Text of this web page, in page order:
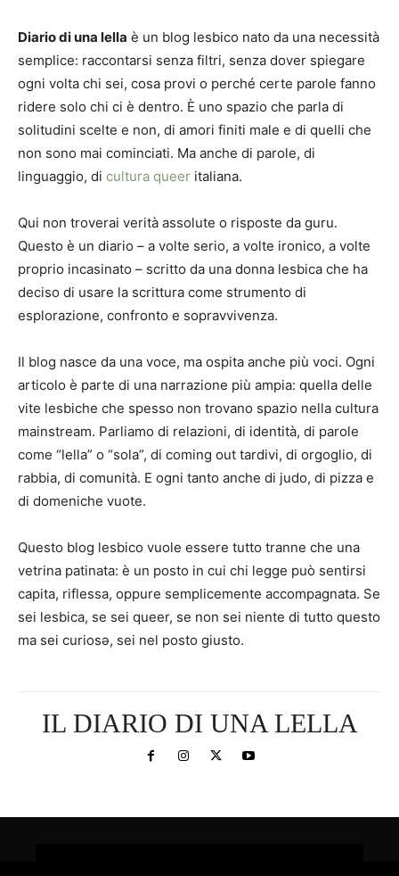
Diario di una lella è un blog lesbico nato da una necessità
semplice: raccontarsi senza filtri, senza dover spiegare
ogni volta chi sei, cosa provi o perché certe parole fanno
ridere solo chi ci è dentro. È uno spazio che parla di
solitudini scelte e non, di amori finiti male e di quelli che
non sono mai cominciati. Ma anche di parole, di
linguaggio, di cultura queer italiana.
Qui non troverai verità assolute o risposte da guru.
Questo è un diario – a volte serio, a volte ironico, a volte
proprio incasinato – scritto da una donna lesbica che ha
deciso di usare la scrittura come strumento di
esplorazione, confronto e sopravvivenza.
Il blog nasce da una voce, ma ospita anche più voci. Ogni
articolo è parte di una narrazione più ampia: quella delle
vite lesbiche che spesso non trovano spazio nella cultura
mainstream. Parliamo di relazioni, di identità, di parole
come “lella” o “sola”, di coming out tardivi, di orgoglio, di
rabbia, di comunità. E ogni tanto anche di judo, di pizza e
di domeniche vuote.
Questo blog lesbico vuole essere tutto tranne che una
vetrina patinata: è un posto in cui chi legge può sentirsi
capita, riflessa, oppure semplicemente accompagnata. Se
sei lesbica, se sei queer, se non sei niente di tutto questo
ma sei curiosə, sei nel posto giusto.
IL DIARIO DI UNA LELLA